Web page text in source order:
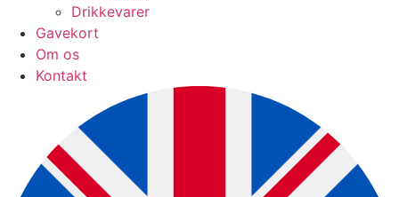
Drikkevarer
Gavekort
Om os
Kontakt